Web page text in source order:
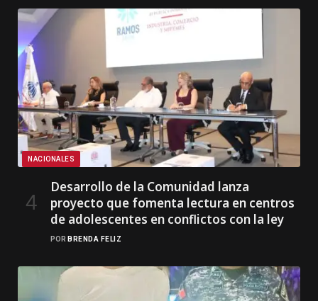
NACIONALES
Desarrollo de la Comunidad lanza
proyecto que fomenta lectura en centros
de adolescentes en conflictos con la ley
POR BRENDA FELIZ